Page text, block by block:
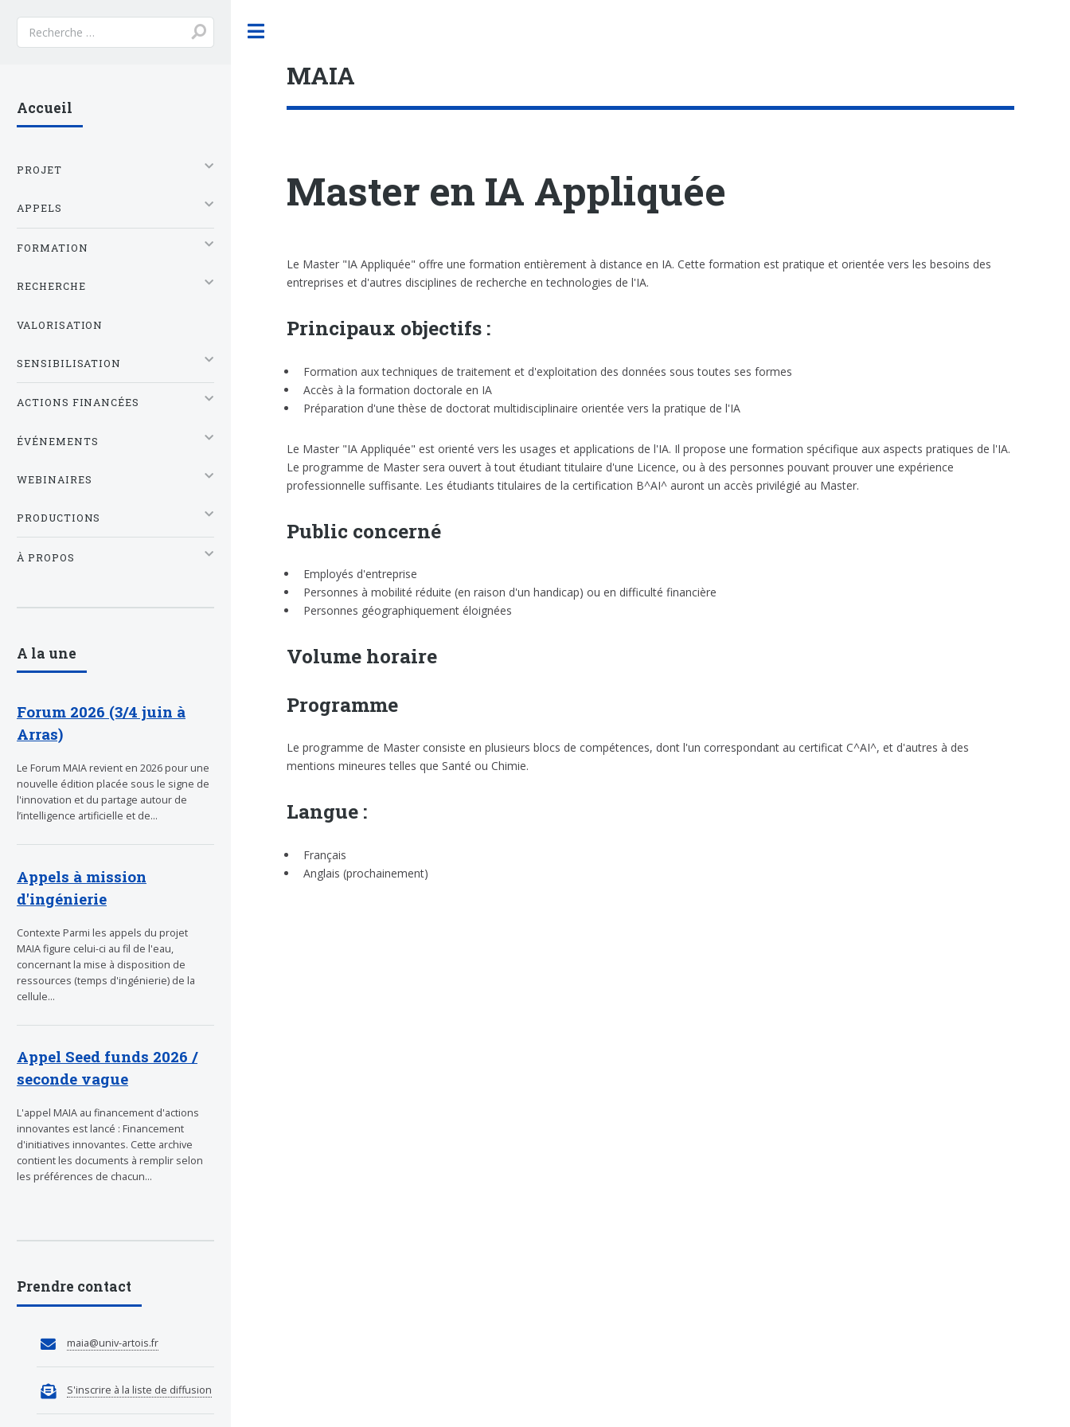
MAIA
Master en IA Appliquée
Le Master "IA Appliquée" offre une formation entièrement à distance en IA. Cette formation est pratique et orientée vers les besoins des
entreprises et d'autres disciplines de recherche en technologies de l'IA.
Principaux objectifs :
Formation aux techniques de traitement et d'exploitation des données sous toutes ses formes
Accès à la formation doctorale en IA
Préparation d'une thèse de doctorat multidisciplinaire orientée vers la pratique de l'IA
Le Master "IA Appliquée" est orienté vers les usages et applications de l'IA. Il propose une formation spécifique aux aspects pratiques de l'IA.
Le programme de Master sera ouvert à tout étudiant titulaire d'une Licence, ou à des personnes pouvant prouver une expérience
professionnelle suffisante. Les étudiants titulaires de la certification B^AI^ auront un accès privilégié au Master.
Public concerné
Employés d'entreprise
Personnes à mobilité réduite (en raison d'un handicap) ou en difficulté financière
Personnes géographiquement éloignées
Volume horaire
Programme
Le programme de Master consiste en plusieurs blocs de compétences, dont l'un correspondant au certificat C^AI^, et d'autres à des
mentions mineures telles que Santé ou Chimie.
Langue :
Français
Anglais (prochainement)
Accueil
PROJET
APPELS
FORMATION
RECHERCHE
VALORISATION
SENSIBILISATION
ACTIONS FINANCÉES
ÉVÉNEMENTS
WEBINAIRES
PRODUCTIONS
À PROPOS
A la une
Forum 2026 (3/4 juin à
Arras)
Le Forum MAIA revient en 2026 pour une
nouvelle édition placée sous le signe de
l'innovation et du partage autour de
l’intelligence artificielle et de...
Appels à mission
d'ingénierie
Contexte Parmi les appels du projet
MAIA figure celui-ci au fil de l'eau,
concernant la mise à disposition de
ressources (temps d'ingénierie) de la
cellule...
Appel Seed funds 2026 /
seconde vague
L'appel MAIA au financement d'actions
innovantes est lancé : Financement
d'initiatives innovantes. Cette archive
contient les documents à remplir selon
les préférences de chacun...
Prendre contact
maia@univ-artois.fr
S'inscrire à la liste de diffusion